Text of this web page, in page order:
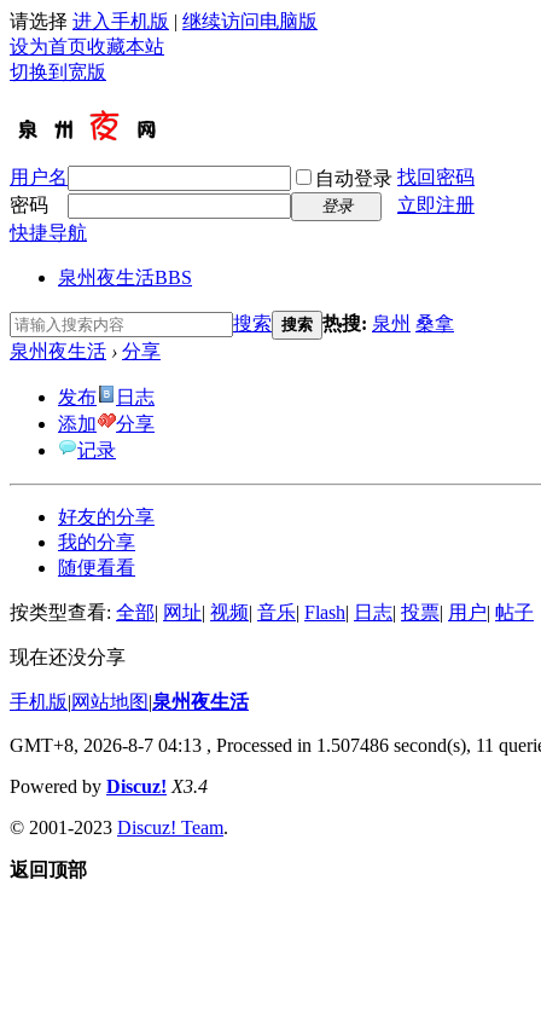
请选择 进入手机版 | 继续访问电脑版
设为首页收藏本站
切换到宽版
用户名 自动登录 找回密码
密码
登录
立即注册
快捷导航
泉州夜生活BBS
搜索 搜索 热搜: 泉州 桑拿
泉州夜生活 › 分享
发布
日志
添加
分享
记录
好友的分享
我的分享
随便看看
按类型查看: 全部| 网址| 视频| 音乐| Flash| 日志| 投票| 用户| 帖子
现在还没分享
手机版|网站地图|泉州夜生活
GMT+8, 2026-8-7 04:13 , Processed in 1.507486 second(s), 11
Powered by Discuz! X3.4
© 2001-2023 Discuz! Team.
返回顶部